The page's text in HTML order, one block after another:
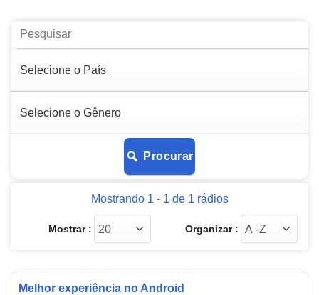
Procurar
Mostrando 1 - 1 de 1 rádios
Mostrar : Organizar :
Melhor experiência no Android